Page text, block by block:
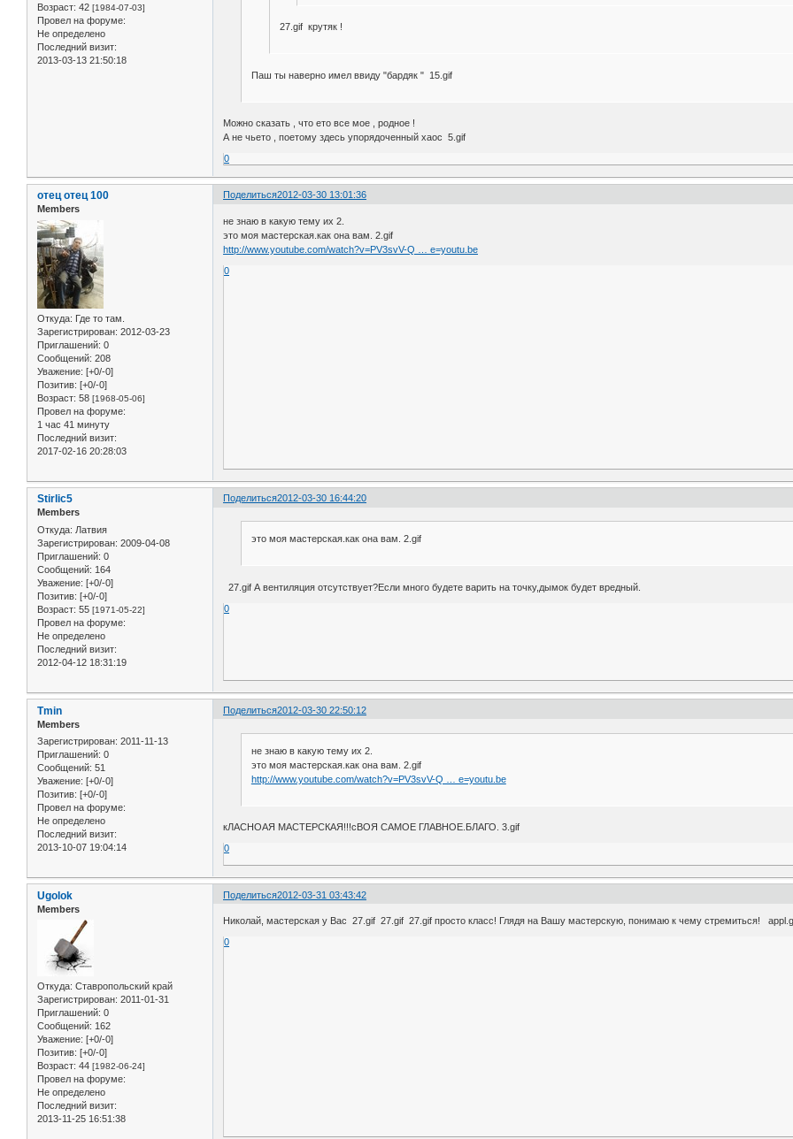
Возраст: 42 [1984-07-03]
Провел на форуме:
Не определено
Последний визит:
2013-03-13 21:50:18
27.gif крутяк !
Паш ты наверно имел ввиду "бардяк " 15.gif
Можно сказать , что ето все мое , родное !
А не чьето , поетому здесь упорядоченный хаос 5.gif
0
Поделиться2012-03-30 13:01:36
отец отец 100
Members
Откуда: Где то там.
Зарегистрирован: 2012-03-23
Приглашений: 0
Сообщений: 208
Уважение: [+0/-0]
Позитив: [+0/-0]
Возраст: 58 [1968-05-06]
Провел на форуме:
1 час 41 минуту
Последний визит:
2017-02-16 20:28:03
не знаю в какую тему их 2.
это моя мастерская.как она вам. 2.gif
http://www.youtube.com/watch?v=PV3svV-Q … e=youtu.be
0
Поделиться2012-03-30 16:44:20
Stirlic5
Members
Откуда: Латвия
Зарегистрирован: 2009-04-08
Приглашений: 0
Сообщений: 164
Уважение: [+0/-0]
Позитив: [+0/-0]
Возраст: 55 [1971-05-22]
Провел на форуме:
Не определено
Последний визит:
2012-04-12 18:31:19
это моя мастерская.как она вам. 2.gif
27.gif А вентиляция отсутствует?Если много будете варить на точку,дымок будет вредный.
0
Поделиться2012-03-30 22:50:12
Tmin
Members
Зарегистрирован: 2011-11-13
Приглашений: 0
Сообщений: 51
Уважение: [+0/-0]
Позитив: [+0/-0]
Провел на форуме:
Не определено
Последний визит:
2013-10-07 19:04:14
не знаю в какую тему их 2.
это моя мастерская.как она вам. 2.gif
http://www.youtube.com/watch?v=PV3svV-Q … e=youtu.be
кЛАСНОАЯ МАСТЕРСКАЯ!!!сВОЯ САМОЕ ГЛАВНОЕ.БЛАГО. 3.gif
0
Поделиться2012-03-31 03:43:42
Ugolok
Members
Откуда: Ставропольский край
Зарегистрирован: 2011-01-31
Приглашений: 0
Сообщений: 162
Уважение: [+0/-0]
Позитив: [+0/-0]
Возраст: 44 [1982-06-24]
Провел на форуме:
Не определено
Последний визит:
2013-11-25 16:51:38
Николай, мастерская у Вас 27.gif 27.gif 27.gif просто класс! Глядя на Вашу мастерскую, понимаю к чему стремиться!
0